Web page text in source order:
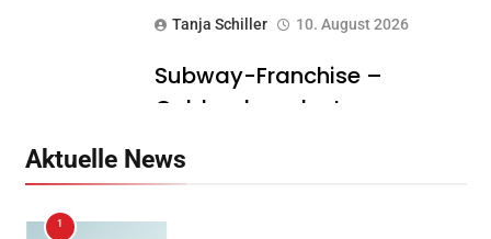
Tanja Schiller 10. August 2026
Subway-Franchise –
Goldgrube oder teurer
dem Einstieg wissen sollten
Aktuelle News
1